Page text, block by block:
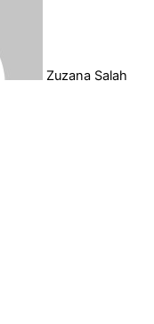
Zuzana Salah